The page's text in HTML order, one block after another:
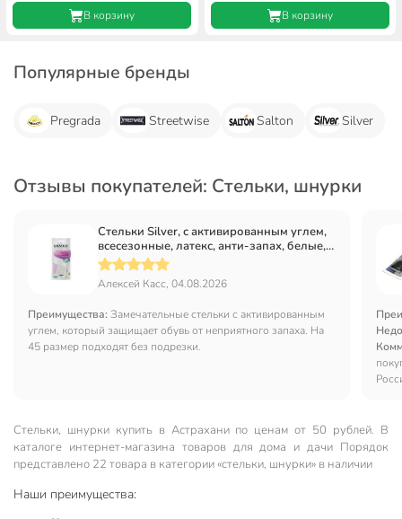
В корзину В корзину
Популярные бренды
Pregrada Streetwise Salton Silver
Отзывы покупателей: Стельки, шнурки
Стельки Silver, с активированным углем,
всесезонные, латекс, анти-запах, белые,
ТВ4001-00/TB4001-00(32)
Алексей Касс, 04.08.2026
Преимущества: Замечательные стельки с активированным
углем, который защищает обувь от неприятного запаха. На
45 размер подходят без подрезки.
Стельки, шнурки купить в Астрахани по ценам от 50 рублей. В
каталоге интернет-магазина товаров для дома и дачи Порядок
представлено 22 товара в категории «стельки, шнурки» в наличии
Наши преимущества: